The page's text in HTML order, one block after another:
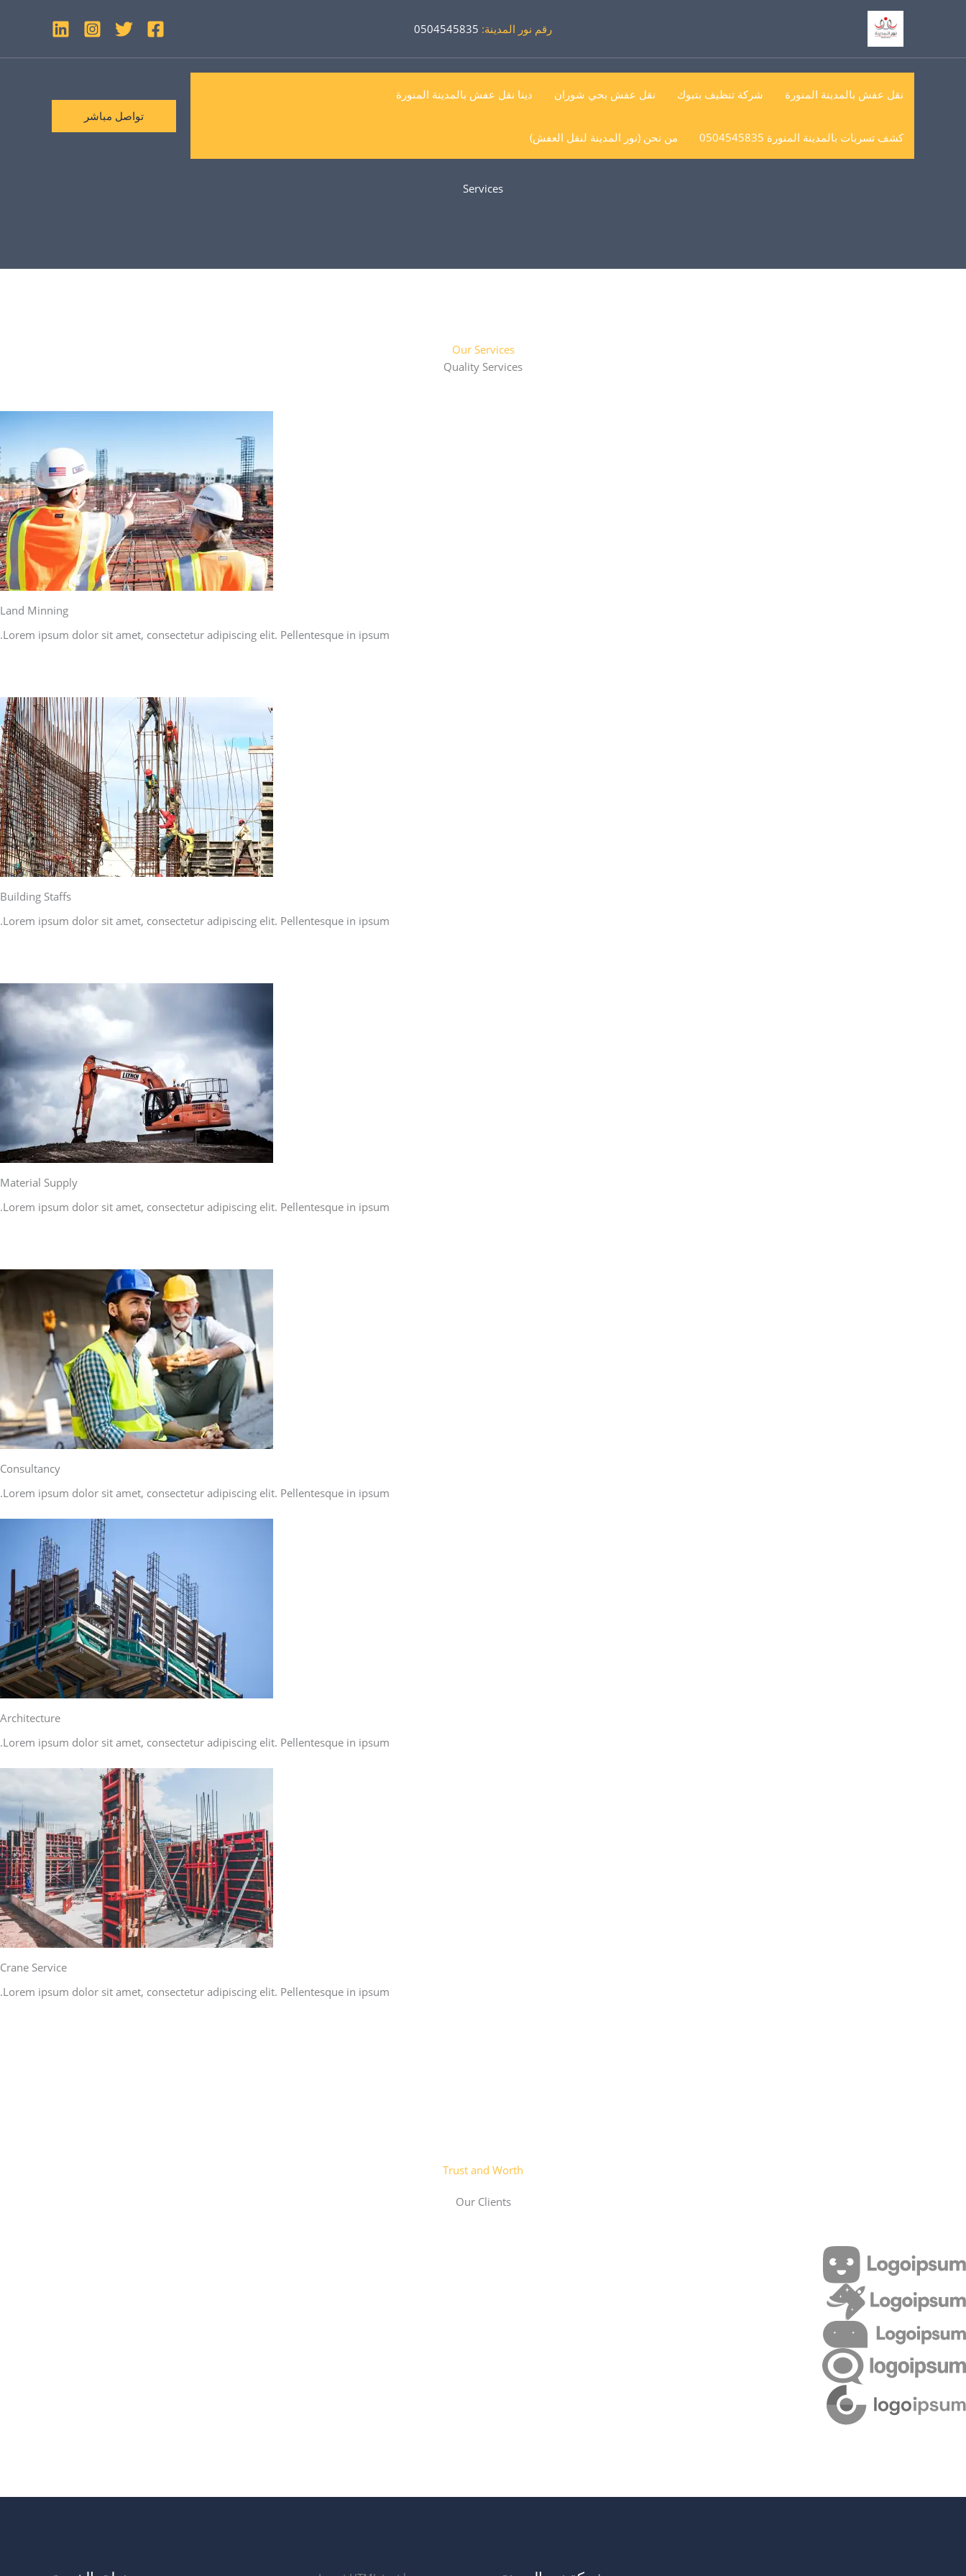
رقم نور المدينة: 0504545835
نقل عفش بالمدينة المنورة شركة تنظيف بتبوك نقل عفش بحي شوران دينا نقل عفش بالمدينة المنورة
كشف تسربات بالمدينة المنورة 0504545835 من نحن (نور المدينة لنقل العفش)
تواصل مباشر
Services
Our Services
Quality Services
Land Minning
Lorem ipsum dolor sit amet, consectetur adipiscing elit. Pellentesque in ipsum.
Building Staffs
Lorem ipsum dolor sit amet, consectetur adipiscing elit. Pellentesque in ipsum.
Material Supply
Lorem ipsum dolor sit amet, consectetur adipiscing elit. Pellentesque in ipsum.
Consultancy
Lorem ipsum dolor sit amet, consectetur adipiscing elit. Pellentesque in ipsum.
Architecture
Lorem ipsum dolor sit amet, consectetur adipiscing elit. Pellentesque in ipsum.
Crane Service
Lorem ipsum dolor sit amet, consectetur adipiscing elit. Pellentesque in ipsum.
Trust and Worth
Our Clients